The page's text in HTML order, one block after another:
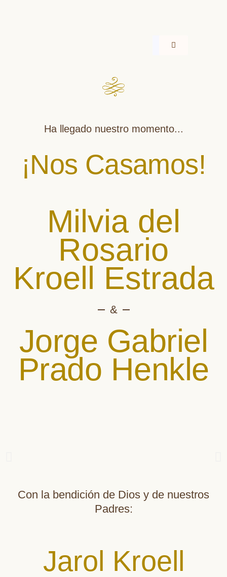
Ha llegado nuestro momento...
¡Nos Casamos!
Milvia del
Rosario
Kroell Estrada
&
Jorge Gabriel
Prado Henkle
Con la bendición de Dios y de nuestros
Padres:
Jarol Kroell